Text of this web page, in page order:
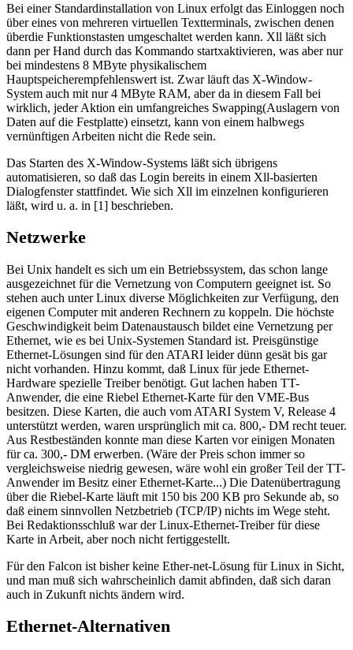
Bei einer Standardinstallation von Linux erfolgt das Einloggen noch
über eines von mehreren virtuellen Textterminals, zwischen denen
überdie Funktionstasten umgeschaltet werden kann. Xll läßt sich
dann per Hand durch das Kommando startxaktivieren, was aber nur
bei mindestens 8 MByte physikalischem
Hauptspeicherempfehlenswert ist. Zwar läuft das X-Window-
System auch mit nur 4 MByte RAM, aber da in diesem Fall bei
wirklich, jeder Aktion ein umfangreiches Swapping(Auslagern von
Daten auf die Festplatte) einsetzt, kann von einem halbwegs
vernünftigen Arbeiten nicht die Rede sein.
Das Starten des X-Window-Systems läßt sich übrigens
automatisieren, so daß das Login bereits in einem Xll-basierten
Dialogfenster stattfindet. Wie sich Xll im einzelnen konfigurieren
läßt, wird u. a. in [1] beschrieben.
Netzwerke
Bei Unix handelt es sich um ein Betriebssystem, das schon lange
ausgezeichnet für die Vernetzung von Computern geeignet ist. So
stehen auch unter Linux diverse Möglichkeiten zur Verfügung, den
eigenen Computer mit anderen Rechnern zu koppeln. Die höchste
Geschwindigkeit beim Datenaustausch bildet eine Vernetzung per
Ethernet, wie es bei Unix-Systemen Standard ist. Preisgünstige
Ethernet-Lösungen sind für den ATARI leider dünn gesät bis gar
nicht vorhanden. Hinzu kommt, daß Linux für jede Ethernet-
Hardware spezielle Treiber benötigt. Gut lachen haben TT-
Anwender, die eine Riebel Ethernet-Karte für den VME-Bus
besitzen. Diese Karten, die auch vom ATARI System V, Release 4
unterstützt werden, waren ursprünglich mit ca. 800,- DM recht teuer.
Aus Restbeständen konnte man diese Karten vor einigen Monaten
für ca. 300,- DM erwerben. (Wäre der Preis schon immer so
vergleichsweise niedrig gewesen, wäre wohl ein großer Teil der TT-
Anwender im Besitz einer Ethernet-Karte...) Die Datenübertragung
über die Riebel-Karte läuft mit 150 bis 200 KB pro Sekunde ab, so
daß einem sinnvollen Netzbetrieb (TCP/IP) nichts im Wege steht.
Bei Redaktionsschluß war der Linux-Ethernet-Treiber für diese
Karte in Arbeit, aber noch nicht fertiggestellt.
Für den Falcon ist bisher keine Ether-net-Lösung für Linux in Sicht,
und man muß sich wahrscheinlich damit abfinden, daß sich daran
auch in Zukunft nichts ändern wird.
Ethernet-Alternativen